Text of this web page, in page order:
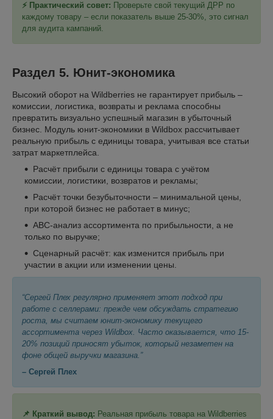
⚡ Практический совет: Проверьте свой текущий ДРР по
каждому товару – если показатель выше 25-30%, это сигнал
для аудита кампаний.
Раздел 5. Юнит-экономика
Высокий оборот на Wildberries не гарантирует прибыль –
комиссии, логистика, возвраты и реклама способны
превратить визуально успешный магазин в убыточный
бизнес. Модуль юнит-экономики в Wildbox рассчитывает
реальную прибыль с единицы товара, учитывая все статьи
затрат маркетплейса.
Расчёт прибыли с единицы товара с учётом
комиссии, логистики, возвратов и рекламы;
Расчёт точки безубыточности – минимальной цены,
при которой бизнес не работает в минус;
ABC-анализ ассортимента по прибыльности, а не
только по выручке;
Сценарный расчёт: как изменится прибыль при
участии в акции или изменении цены.
“Сергей Плех регулярно применяет этот подход при
работе с селлерами: прежде чем обсуждать стратегию
роста, мы считаем юнит-экономику текущего
ассортимента через Wildbox. Часто оказывается, что 15-
20% позиций приносят убыток, который незаметен на
фоне общей выручки магазина.”
– Сергей Плех
📌 Краткий вывод: Реальная прибыль товара на Wildberries